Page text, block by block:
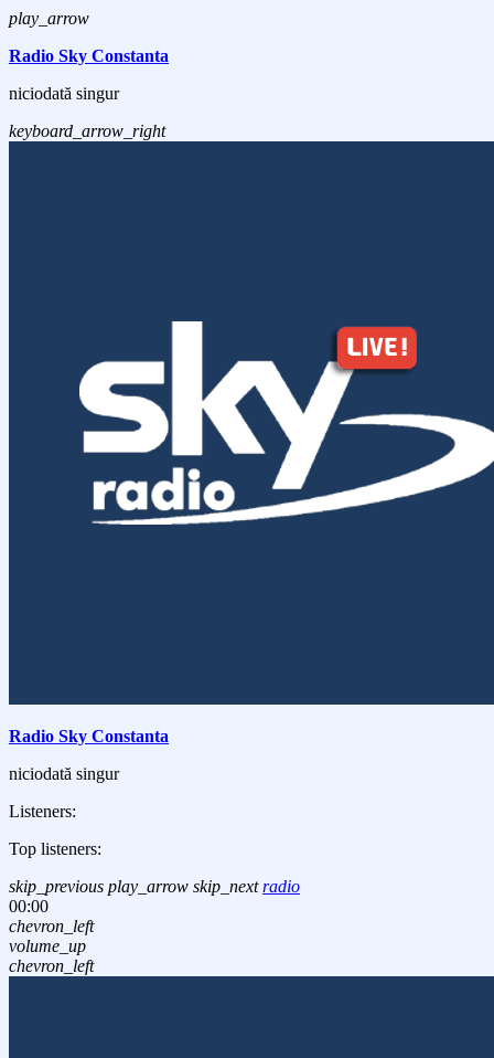
play_arrow
Radio Sky Constanta
niciodată singur
keyboard_arrow_right
Radio Sky Constanta
niciodată singur
Listeners:
Top listeners:
skip_previous play_arrow skip_next radio
00:00
chevron_left
volume_up
chevron_left